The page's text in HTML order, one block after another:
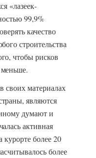
«лазеек-
99,9%
качество
строительства
чтобы рисков
своих материалах
являются
думают и
активная
более 20
более